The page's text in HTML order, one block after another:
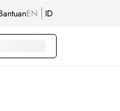
EN ID